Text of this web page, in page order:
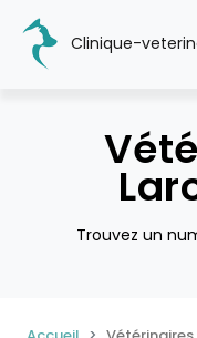
Clinique-
Trouvez un